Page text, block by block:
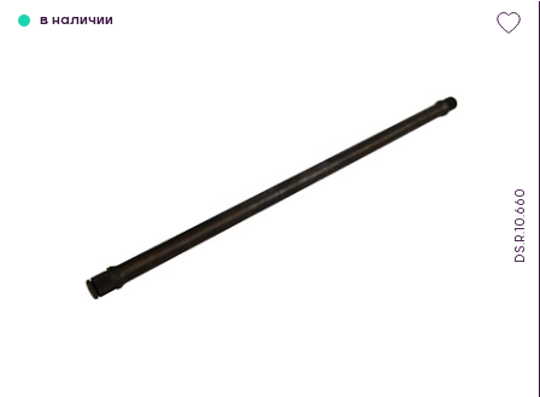
DS.R.10.660
в наличии